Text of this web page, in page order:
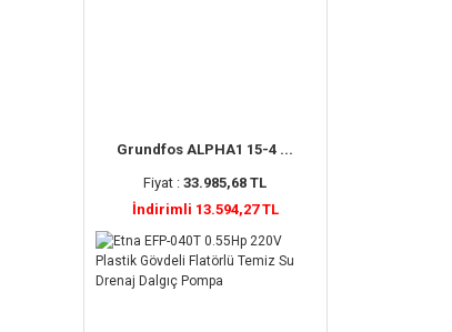
Grundfos ALPHA1 15-4 ...
Fiyat :33.985,68 TL
İndirimli 13.594,27 TL